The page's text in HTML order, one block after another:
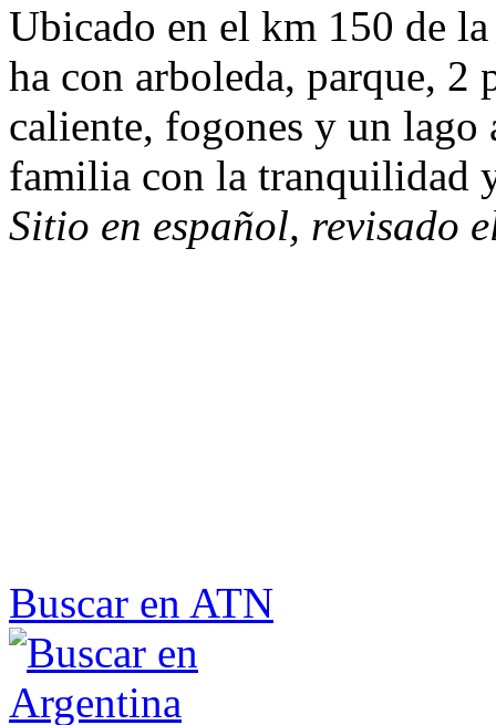
Ubicado en el km 150 de
ha con arboleda, parque,
caliente, fogones y un
familia con la tranquilidad
Sitio en español, revisado
Buscar en ATN